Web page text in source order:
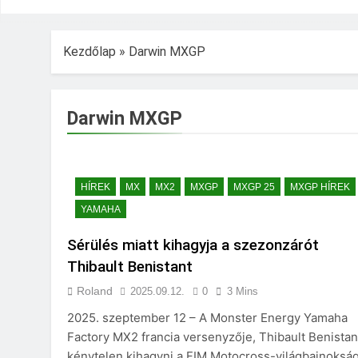
Kezdőlap » Darwin MXGP
Darwin MXGP
HÍREK MX MX2 MXGP MXGP 25
MXGP HÍREK
YAMAHA
Sérülés miatt kihagyja a szezonzárót
Thibault Benistant
Roland 2025.09.12. 0 3 Mins
2025. szeptember 12 – A Monster Energy Yamaha
Factory MX2 francia versenyzője, Thibault